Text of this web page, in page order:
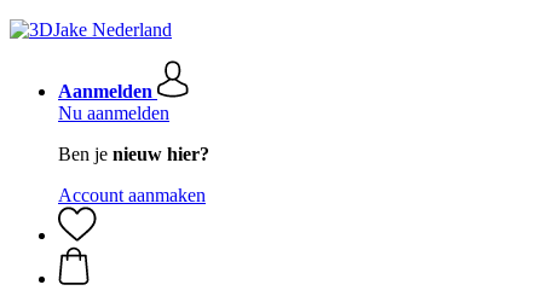
Aanmelden
Nu aanmelden
Ben je nieuw hier?
Account aanmaken